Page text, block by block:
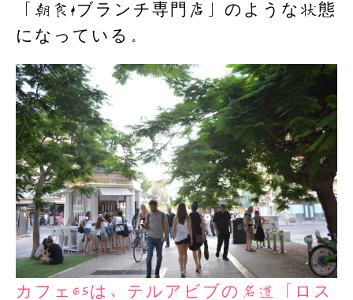
「朝食&ブランチ専門店」のような状態
になっている。
カフェ65は、テルアビブの名道「ロス